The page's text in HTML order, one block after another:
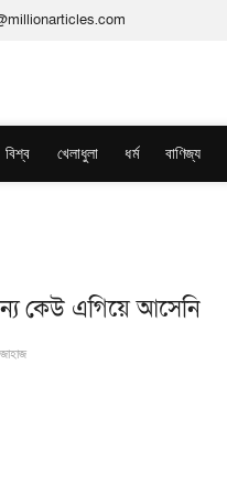
বিশ্ব খেলাধুলা ধর্ম বাণিজ্য
কেউ এগিয়ে আসেনি
জাহাজ